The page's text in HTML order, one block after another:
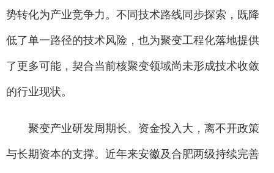
势转化为产业竞争力。不同技术路线同步探索，既降
低了单一路径的技术风险，也为聚变工程化落地提供
了更多可能，契合当前核聚变领域尚未形成技术收敛
的行业现状。
聚变产业研发周期长、资金投入大，离不开政策
与长期资本的支撑。近年来安徽及合肥两级持续完善